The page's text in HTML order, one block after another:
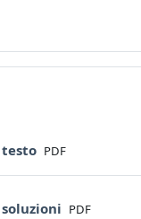
testo File
PDF
File
PDF